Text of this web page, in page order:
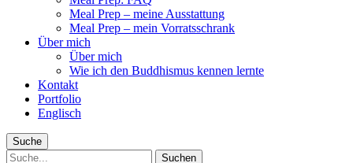
Meal Prep – meine Ausstattung
Meal Prep – mein Vorratsschrank
Über mich
Über mich
Wie ich den Buddhismus kennen lernte
Kontakt
Portfolio
Englisch
Suche
Suche